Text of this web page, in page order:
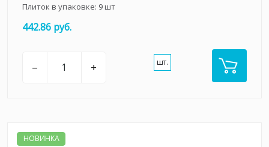
Плиток в упаковке: 9шт
442.86 руб.
– + шт.
НОВИНКА